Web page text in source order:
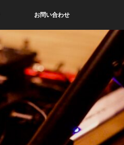
お問い合わせ